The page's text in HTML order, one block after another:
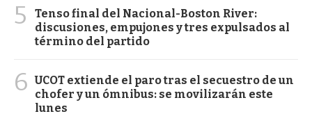
5
Tenso final del Nacional-Boston River:
discusiones, empujones y tres expulsados al
término del partido
6 UCOT extiende el paro tras el secuestro de un
chofer y un ómnibus: se movilizarán este
lunes